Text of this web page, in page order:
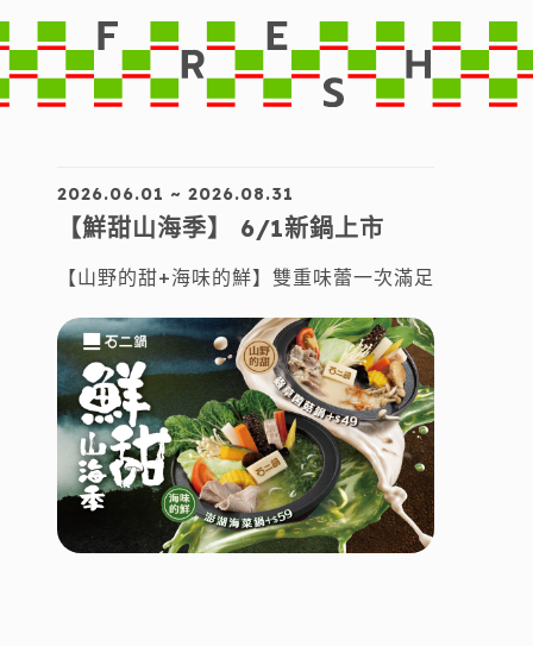
2026.06.01 ~ 2026.08.31
【鮮甜山海季】 6/1新鍋上市
【山野的甜+海味的鮮】雙重味蕾一次滿足